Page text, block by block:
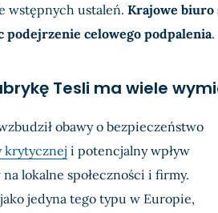
wstępnych ustaleń. Krajowe biuro
podejrzenie celowego podpalenia.
Tesli ma wiele
obawy o bezpieczeństwo
i potencjalny wpływ
lokalne społeczności i firmy.
jedyna tego typu w Europie,